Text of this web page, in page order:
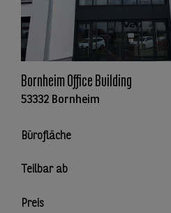
Bornheim Office Building
53332 Bornheim
Bürofläche
Teilbar ab
Preis